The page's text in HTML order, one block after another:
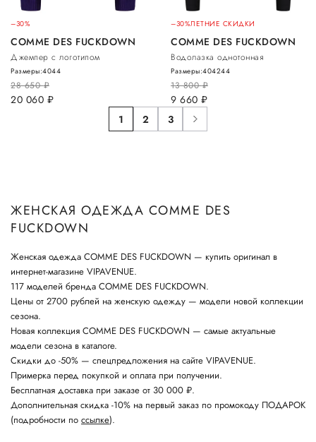
–30%
COMME DES FUCKDOWN
Джемпер с логотипом
28 650руб.
20 060 руб.
Размеры:4044
–30%ЛЕТНИЕ СКИДКИ
COMME DES FUCKDOWN
Водолазка однотонная
13 800руб.
9 660 руб.
Размеры:404244
1 2 3
ЖЕНСКАЯ ОДЕЖДА COMME DES
FUCKDOWN
Женская одежда COMME DES FUCKDOWN — купить оригинал в
интернет-магазине VIPAVENUE.
117 моделей бренда COMME DES FUCKDOWN.
Цены от 2700 рублей на женскую одежду — модели новой коллекции
сезона.
Новая коллекция COMME DES FUCKDOWN — самые актуальные
модели сезона в каталоге.
Скидки до -50% — спецпредложения на сайте VIPAVENUE.
Примерка перед покупкой и оплата при получении.
Бесплатная доставка при заказе от 30 000 ₽.
Дополнительная скидка -10% на первый заказ по промокоду ПОДАРОК
(подробности по ссылке).